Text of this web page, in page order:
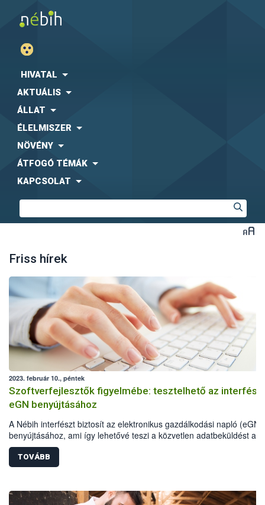
HIVATAL
AKTUÁLIS
ÁLLAT
ÉLELMISZER
NÖVÉNY
ÁTFOGÓ TÉMÁK
KAPCSOLAT
Friss hírek
2023. február 10., péntek
Szoftverfejlesztők figyelmébe: tesztelhető az interfész
eGN benyújtásához
A Nébih interfészt biztosít az elektronikus gazdálkodási napló (eGN)
benyújtásához, ami így lehetővé teszi a közvetlen adatbeküldést a
gazdálkodók üzemirányítási szoftvereiből.
TOVÁBB